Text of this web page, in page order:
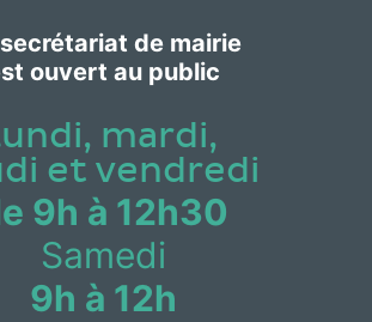
de mairie
ouvert au public
mardi,
et vendredi
9h à 12h30
Samedi
9h à 12h